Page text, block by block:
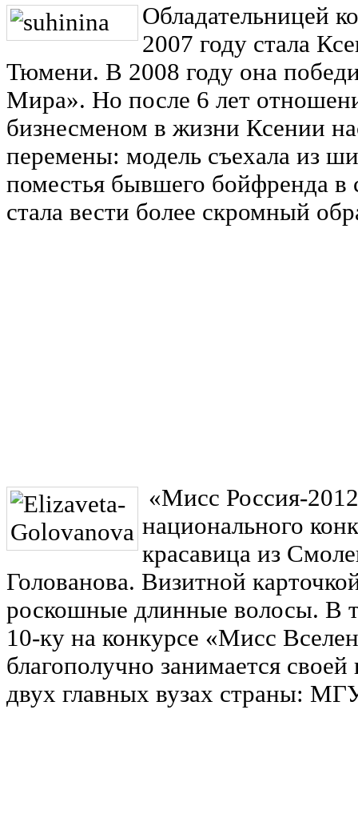
Обладательницей
2007 году стала
Тюмени. В 2008 году она
Мира». Но после 6 лет
бизнесменом в жизни Ксении
перемены: модель съехала из
поместья бывшего бойфренда в
стала вести более скромный
«Мисс Россия-
национального
красавица из
Голованова. Визитной
роскошные длинные волосы. В
10-ку на конкурсе «Мисс
благополучно занимается
двух главных вузах страны: